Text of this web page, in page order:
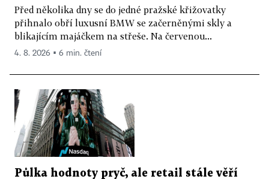
Před několika dny se do jedné pražské křižovatky
přihnalo obří luxusní BMW se začerněnými skly a
blikajícím majáčkem na střeše. Na červenou...
4. 8. 2026 ▪ 6 min. čtení
Půlka hodnoty pryč, ale retail stále věří